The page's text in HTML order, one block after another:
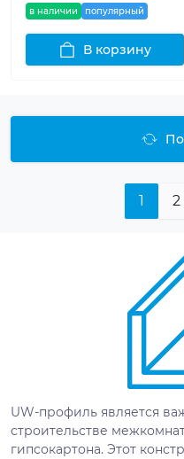
в наличии популярный
В корзину
1 2
UW-профиль является
строительстве
гипсокартона. Этот